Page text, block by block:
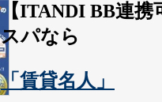
【ITANDI BB連携
スパなら
「賃貸名人」